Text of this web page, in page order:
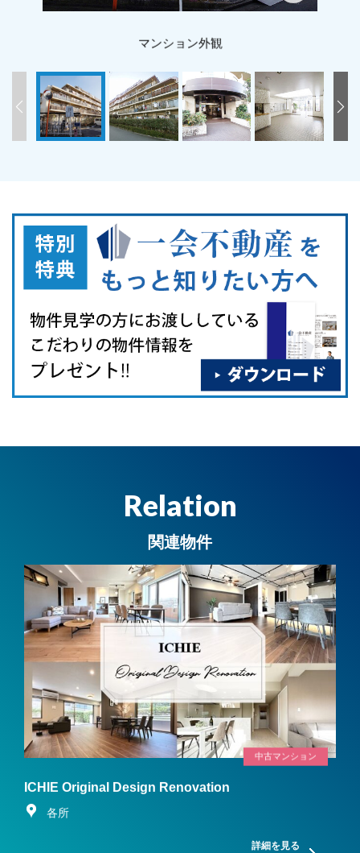
マンション外観
Relation
関連物件
中古マンション
ICHIE Original Design Renovation
各所
詳細を見る